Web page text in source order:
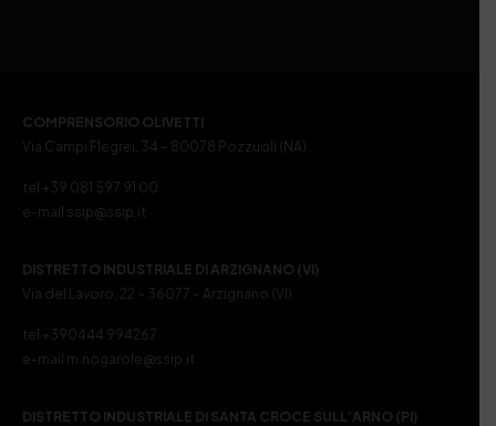
COMPRENSORIO OLIVETTI
Via Campi Flegrei, 34 – 80078 Pozzuoli (NA)
tel +39 081 597 91 00
e-mail ssip@ssip.it
DISTRETTO INDUSTRIALE DI ARZIGNANO (VI)
Via del Lavoro, 22 – 36077 – Arzignano (VI)
tel +390444 994267
e-mail m.nogarole@ssip.it
DISTRETTO INDUSTRIALE DI SANTA CROCE SULL’ARNO (PI)